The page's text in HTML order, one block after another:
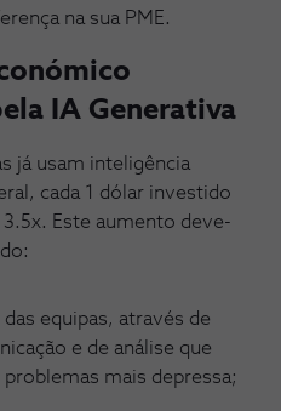
na sua PME.
IA Generativa
já usam inteligência
cada 1 dólar investido
Este aumento deve-
equipas, através de
e de análise que
mais depressa;